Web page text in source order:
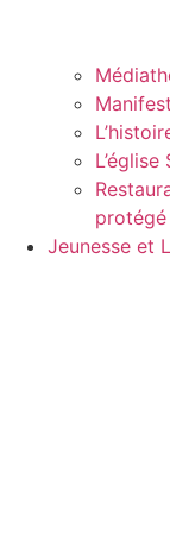
protégé
Jeunesse et